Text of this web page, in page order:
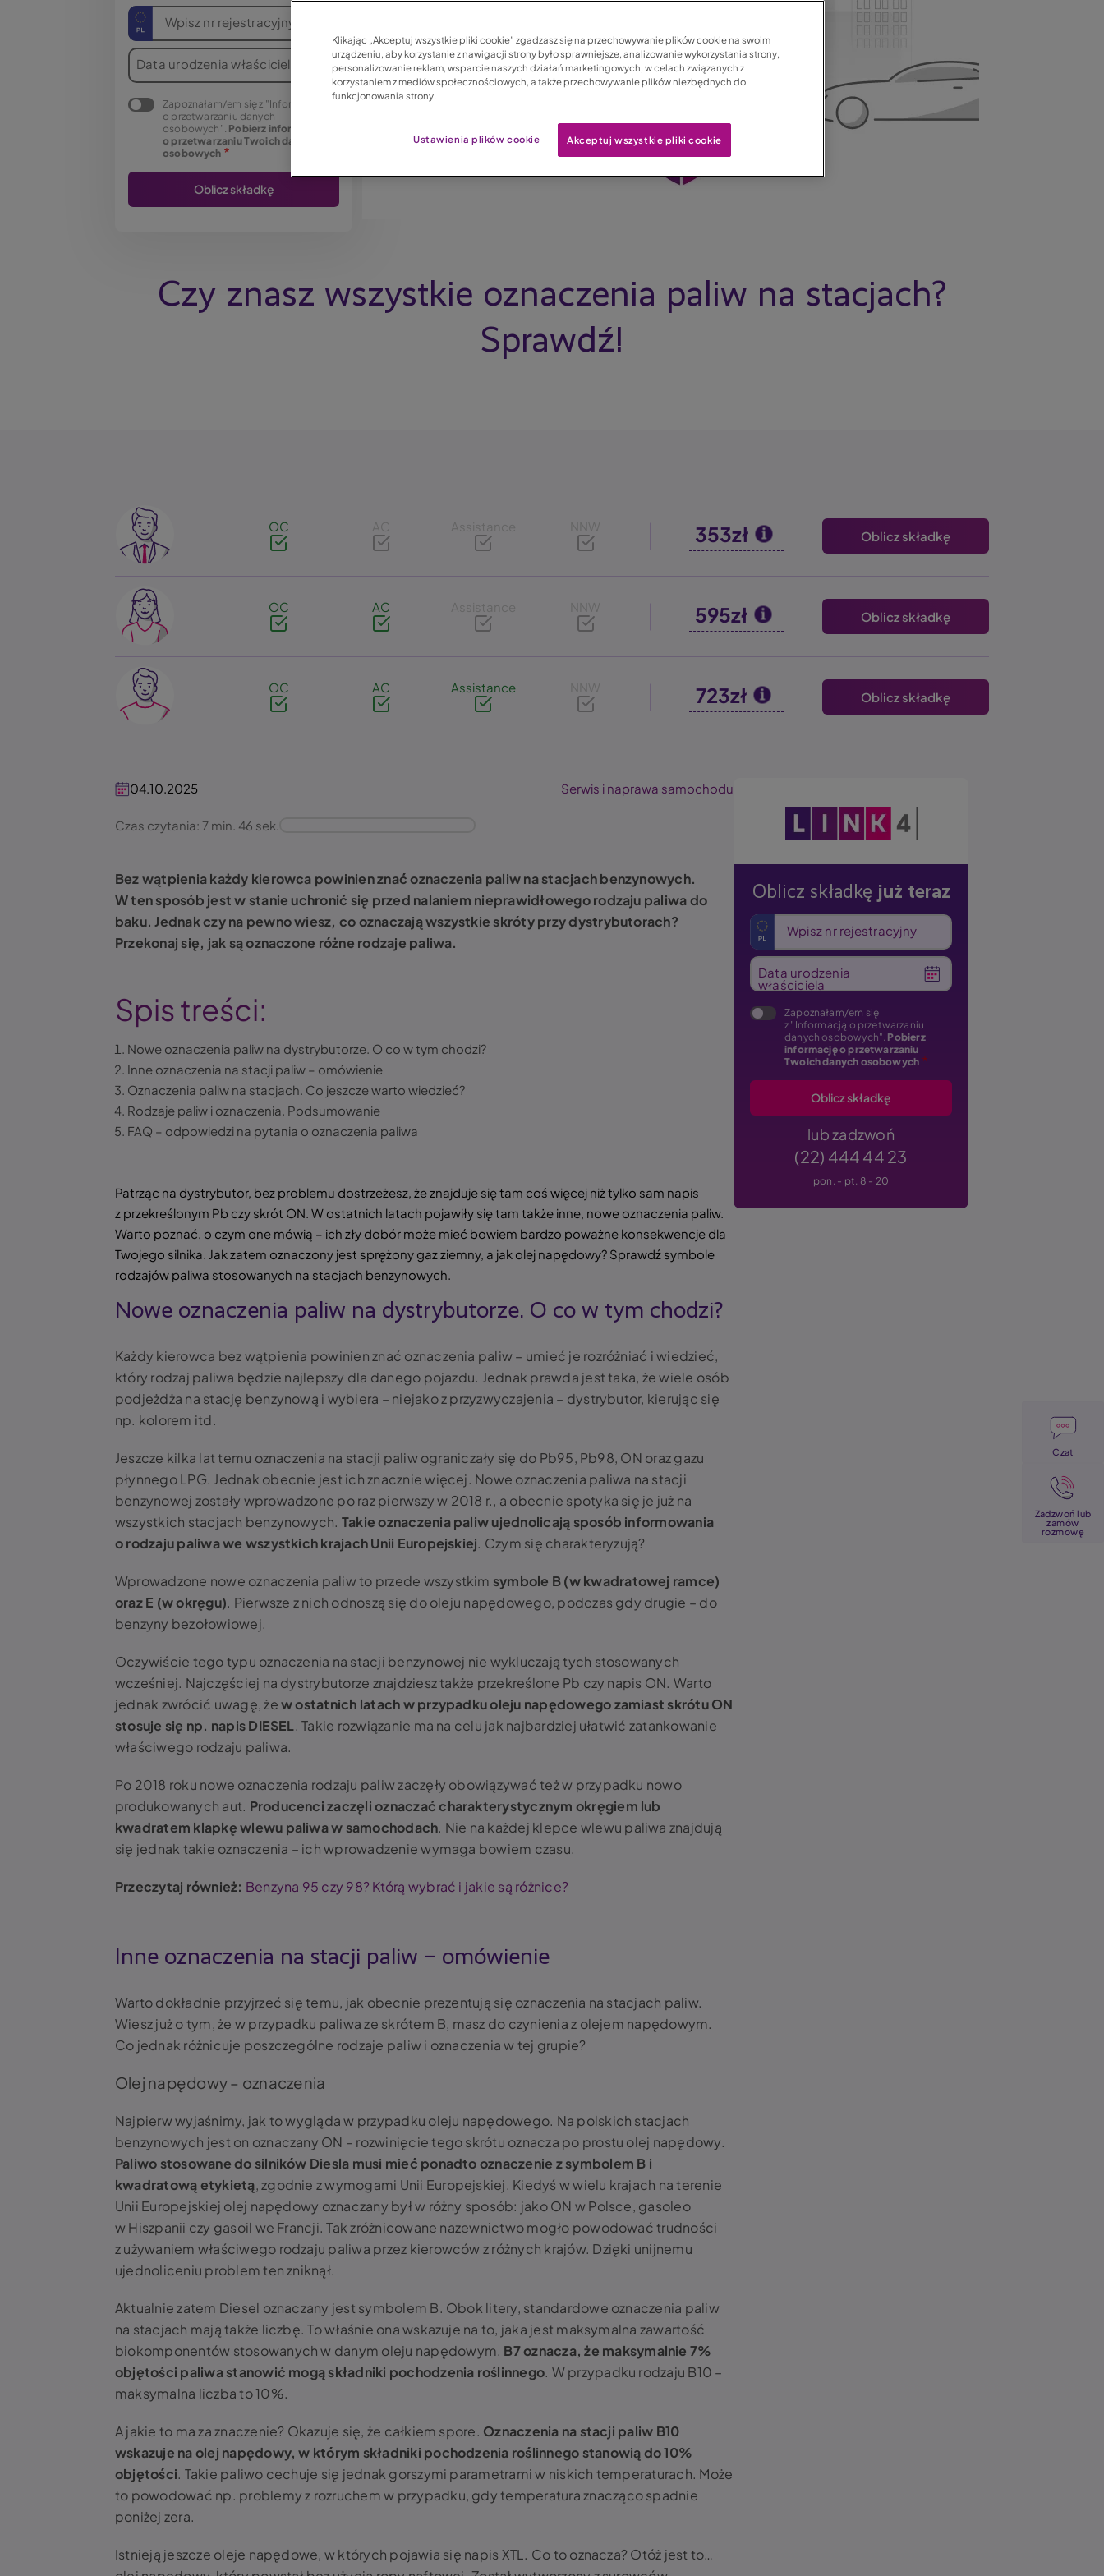
Wpisz nr rejestracyjny
Data urodzenia właściciela
Zapoznałam/em się z "Informacją
o przetwarzaniu danych
osobowych". Pobierz informację
o przetwarzaniu Twoich danych
osobowych
Czy znasz wszystkie oznaczenia paliw na stacjach?
Sprawdź!
Image
OC AC Assistance NNW 353zł Oblicz składkę
Image
OC AC Assistance NNW 595zł Oblicz składkę
Image
OC AC Assistance NNW 723zł Oblicz składkę
04.10.2025 Serwis i naprawa samochodu
Czas czytania: 7 min. 46 sek.
Bez wątpienia każdy kierowca powinien znać oznaczenia paliw na stacjach benzynowych.
W ten sposób jest w stanie uchronić się przed nalaniem nieprawidłowego rodzaju paliwa do
baku. Jednak czy na pewno wiesz, co oznaczają wszystkie skróty przy dystrybutorach?
Przekonaj się, jak są oznaczone różne rodzaje paliwa.
Spis treści:
Nowe oznaczenia paliw na dystrybutorze. O co w tym chodzi?
Inne oznaczenia na stacji paliw – omówienie
Oznaczenia paliw na stacjach. Co jeszcze warto wiedzieć?
Rodzaje paliw i oznaczenia. Podsumowanie
FAQ – odpowiedzi na pytania o oznaczenia paliwa
Patrząc na dystrybutor, bez problemu dostrzeżesz, że znajduje się tam coś więcej niż tylko sam napis
z przekreślonym Pb czy skrót ON. W ostatnich latach pojawiły się tam także inne, nowe oznaczenia paliw.
Warto poznać, o czym one mówią – ich zły dobór może mieć bowiem bardzo poważne konsekwencje dla
Twojego silnika. Jak zatem oznaczony jest sprężony gaz ziemny, a jak olej napędowy? Sprawdź symbole
rodzajów paliwa stosowanych na stacjach benzynowych.
Nowe oznaczenia paliw na dystrybutorze. O co w tym chodzi?
Każdy kierowca bez wątpienia powinien znać oznaczenia paliw – umieć je rozróżniać i wiedzieć,
który rodzaj paliwa będzie najlepszy dla danego pojazdu. Jednak prawda jest taka, że wiele osób
podjeżdża na stację benzynową i wybiera – niejako z przyzwyczajenia – dystrybutor, kierując się
np. kolorem itd.
Jeszcze kilka lat temu oznaczenia na stacji paliw ograniczały się do Pb95, Pb98, ON oraz gazu
płynnego LPG. Jednak obecnie jest ich znacznie więcej. Nowe oznaczenia paliwa na stacji
benzynowej zostały wprowadzone po raz pierwszy w 2018 r., a obecnie spotyka się je już na
wszystkich stacjach benzynowych. Takie oznaczenia paliw ujednolicają sposób informowania
o rodzaju paliwa we wszystkich krajach Unii Europejskiej. Czym się charakteryzują?
Wprowadzone nowe oznaczenia paliw to przede wszystkim symbole B (w kwadratowej ramce)
oraz E (w okręgu). Pierwsze z nich odnoszą się do oleju napędowego, podczas gdy drugie – do
benzyny bezołowiowej.
Oczywiście tego typu oznaczenia na stacji benzynowej nie wykluczają tych stosowanych
wcześniej. Najczęściej na dystrybutorze znajdziesz także przekreślone Pb czy napis ON. Warto
jednak zwrócić uwagę, żew ostatnich latach w przypadku oleju napędowego zamiast skrótu ON
stosuje się np. napis DIESEL. Takie rozwiązanie ma na celu jak najbardziej ułatwić zatankowanie
właściwego rodzaju paliwa.
Po 2018 roku nowe oznaczenia rodzaju paliw zaczęły obowiązywać też w przypadku nowo
produkowanych aut. Producenci zaczęli oznaczać charakterystycznym okręgiem lub
kwadratem klapkę wlewu paliwa w samochodach. Nie na każdej klepce wlewu paliwa znajdują
się jednak takie oznaczenia – ich wprowadzenie wymaga bowiem czasu.
Przeczytaj również: Benzyna 95 czy 98? Którą wybrać i jakie są różnice?
Inne oznaczenia na stacji paliw – omówienie
Warto dokładnie przyjrzeć się temu, jak obecnie prezentują się oznaczenia na stacjach paliw.
Wiesz już o tym, że w przypadku paliwa ze skrótem B, masz do czynienia z olejem napędowym.
Co jednak różnicuje poszczególne rodzaje paliw i oznaczenia w tej grupie?
Olej napędowy – oznaczenia
Najpierw wyjaśnimy, jak to wygląda w przypadku oleju napędowego. Na polskich stacjach
benzynowych jest on oznaczany ON – rozwinięcie tego skrótu oznacza po prostu olej napędowy.
Paliwo stosowane do silników Diesla musi mieć ponadto oznaczenie z symbolem B i
kwadratową etykietą, zgodnie z wymogami Unii Europejskiej. Kiedyś w wielu krajach na terenie
Unii Europejskiej olej napędowy oznaczany był w różny sposób: jako ON w Polsce, gasoleo
w Hiszpanii czy gasoil we Francji. Tak zróżnicowane nazewnictwo mogło powodować trudności
z używaniem właściwego rodzaju paliwa przez kierowców z różnych krajów. Dzięki unijnemu
ujednoliceniu problem ten zniknął.
Aktualnie zatem Diesel oznaczany jest symbolem B. Obok litery, standardowe oznaczenia paliw
na stacjach mają także liczbę. To właśnie ona wskazuje na to, jaka jest maksymalna zawartość
biokomponentów stosowanych w danym oleju napędowym. B7 oznacza, że maksymalnie 7%
objętości paliwa stanowić mogą składniki pochodzenia roślinnego. W przypadku rodzaju B10 –
maksymalna liczba to 10%.
A jakie to ma za znaczenie? Okazuje się, że całkiem spore. Oznaczenia na stacji paliw B10
wskazuje na olej napędowy, w którym składniki pochodzenia roślinnego stanowią do 10%
objętości. Takie paliwo cechuje się jednak gorszymi parametrami w niskich temperaturach. Może
to powodować np. problemy z rozruchem w przypadku, gdy temperatura znacząco spadnie
poniżej zera.
Istnieją jeszcze oleje napędowe, w których pojawia się napis XTL. Co to oznacza? Otóż jest to…
Obraz
Oblicz składkę już teraz
Wpisz nr rejestracyjny
Data urodzenia
właściciela
Zapoznałam/em się
z "Informacją o przetwarzaniu
danych osobowych". Pobierz
informację o przetwarzaniu
Twoich danych osobowych
lub zadzwoń
(22) 444 44 23
pon. - pt. 8 - 20
Czat
Zadzwoń lub
zamów
rozmowę
Klikając „Akceptuj wszystkie pliki cookie” zgadzasz się na przechowywanie plików cookie na swoim
urządzeniu, aby korzystanie z nawigacji strony było sprawniejsze, analizowanie wykorzystania strony,
personalizowanie reklam, wsparcie naszych działań marketingowych, w celach związanych z
korzystaniem z mediów społecznościowych, a także przechowywanie plików niezbędnych do
funkcjonowania strony.
Ustawienia plików cookie Akceptuj wszystkie pliki cookie